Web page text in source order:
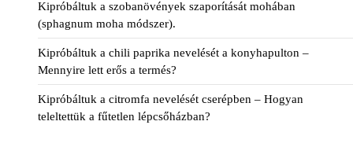
Kipróbáltuk a szobanövények szaporítását mohában
(sphagnum moha módszer).
Kipróbáltuk a chili paprika nevelését a konyhapulton –
Mennyire lett erős a termés?
Kipróbáltuk a citromfa nevelését cserépben – Hogyan
teleltettük a fűtetlen lépcsőházban?